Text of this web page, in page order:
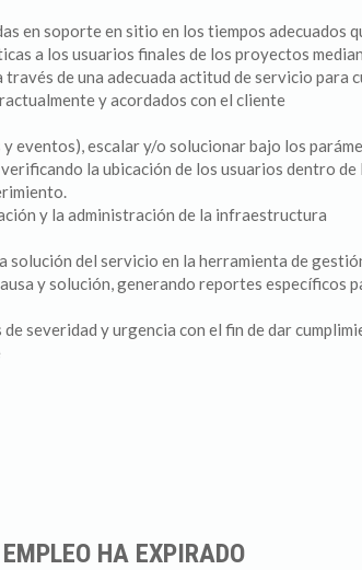
en soporte en sitio en los tiempos adecuados
a los usuarios finales de los proyectos
de una adecuada actitud de servicio para
y acordados con el cliente
eventos), escalar y/o solucionar bajo los
la ubicación de los usuarios dentro de
y la administración de la infraestructura
solución del servicio en la herramienta de
y solución, generando reportes específicos
severidad y urgencia con el fin de dar
HA EXPIRADO